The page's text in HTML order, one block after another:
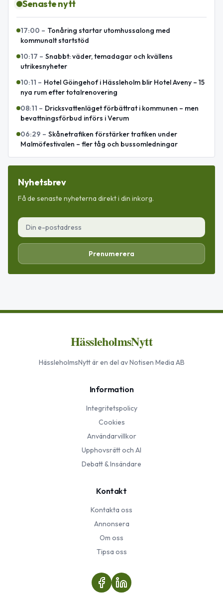
Senaste nytt
17:00 – Tonåring startar utomhussalong med
kommunalt startstöd
10:17 – Snabbt: väder, temadagar och kvällens
utrikesnyheter
10:11 – Hotel Göingehof i Hässleholm blir Hotel Aveny – 15
nya rum efter totalrenovering
08:11 – Dricksvattenläget förbättrat i kommunen – men
bevattningsförbud införs i Verum
06:29 – Skånetrafiken förstärker trafiken under
Malmöfestivalen – fler tåg och bussomledningar
Nyhetsbrev
Få de senaste nyheterna direkt i din inkorg.
Prenumerera
HässleholmsNytt
HässleholmsNyttär en del av Notisen Media AB
Information
Integritetspolicy
Cookies
Användarvillkor
Upphovsrätt och AI
Debatt & Insändare
Kontakt
Kontakta oss
Annonsera
Om oss
Tipsa oss